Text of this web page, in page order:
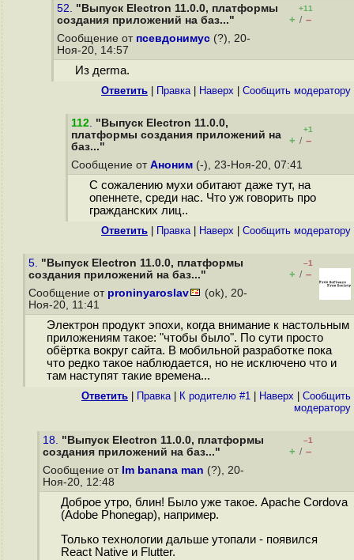
52. "Выпуск Electron 11.0.0, платформы
создания приложений на баз..."
+11
+ / –
Сообщение от псевдонимус (?), 20-
Ноя-20, 14:57
Из деrma.
Ответить Правка| Наверх Cообщить модератору
112. "Выпуск Electron 11.0.0,
платформы создания приложений на
баз..."
+1
+ / –
Сообщение от Аноним (-), 23-Ноя-20, 07:41
С сожалению мухи обитают даже тут, на
опеннете, среди нас. Что уж говорить про
гражданских лиц..
Ответить Правка| Наверх Cообщить модератору
5. "Выпуск Electron 11.0.0, платформы
создания приложений на баз..."
–1
+ / –
Сообщение от proninyaroslav
(ok), 20-
Ноя-20, 11:41
Электрон продукт эпохи, когда внимание к настольным
приложениям такое: "чтобы было". По сути просто
обёртка вокруг сайта. В мобильной разработке пока
что редко такое наблюдается, но не исключено что и
там наступят такие времена...
Ответить Правка| К родителю #1 Наверх
Cообщить
модератору
18. "Выпуск Electron 11.0.0, платформы
создания приложений на баз..."
–1
+ / –
Сообщение от Im banana man (?), 20-
Ноя-20, 12:48
Доброе утро, блин! Было уже такое. Apache Cordova
(Adobe Phonegap), например.
Только технологии дальше утопали - появился
React Native и Flutter.